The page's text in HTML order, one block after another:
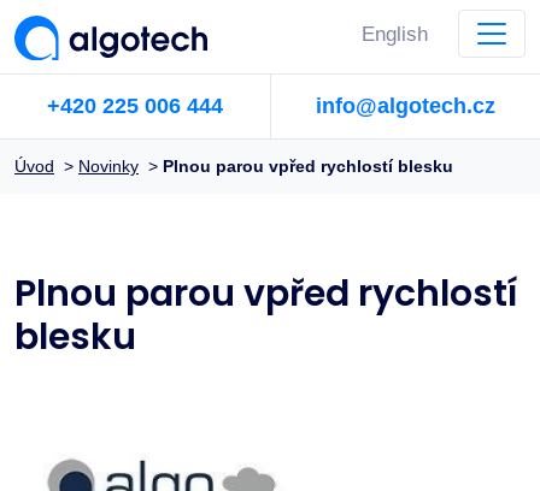
English
+420 225 006 444 info@algotech.cz
Úvod > Novinky > Plnou parou vpřed rychlostí blesku
Plnou parou vpřed rychlostí
blesku